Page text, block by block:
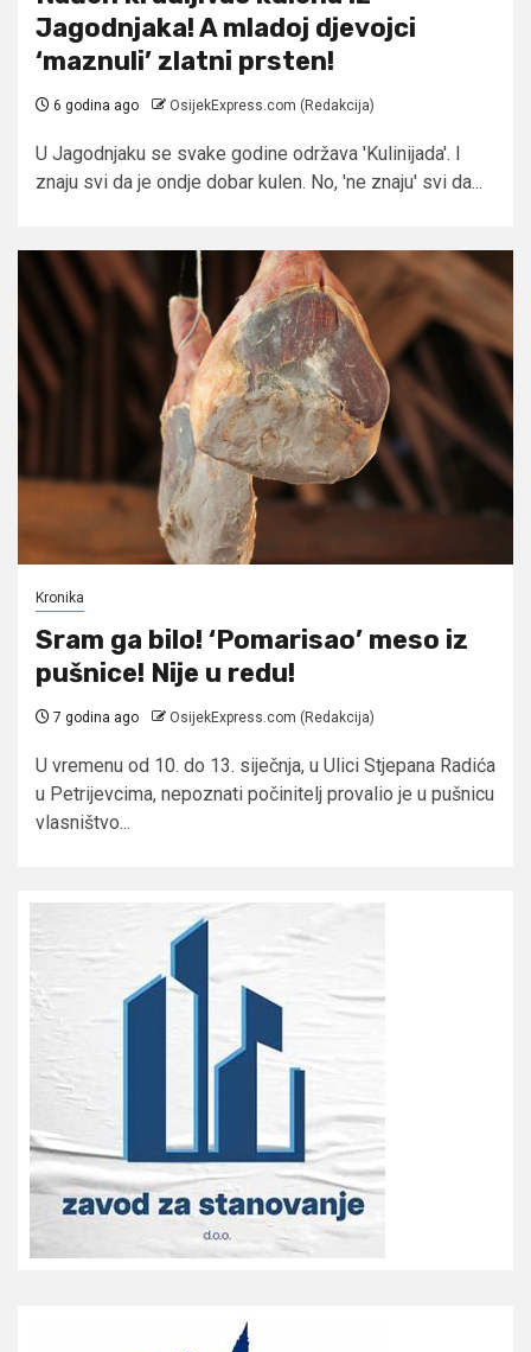
Jagodnjaka! A mladoj djevojci
‘maznuli’ zlatni prsten!
6 godina ago OsijekExpress.com (Redakcija)
U Jagodnjaku se svake godine održava 'Kulinijada'. I
znaju svi da je ondje dobar kulen. No, 'ne znaju' svi da...
Kronika
Sram ga bilo! ‘Pomarisao’ meso iz
pušnice! Nije u redu!
7 godina ago OsijekExpress.com (Redakcija)
U vremenu od 10. do 13. siječnja, u Ulici Stjepana Radića
u Petrijevcima, nepoznati počinitelj provalio je u pušnicu
vlasništvo...